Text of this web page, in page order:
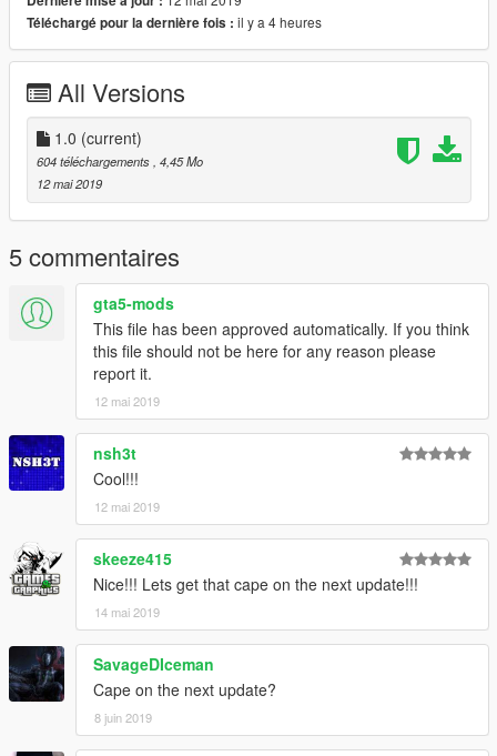
Téléchargé pour la dernière fois : il y a 4 heures
All Versions
1.0 (current)
604 téléchargements , 4,45 Mo
12 mai 2019
5 commentaires
gta5-mods
This file has been approved automatically. If you think
this file should not be here for any reason please
report it.
12 mai 2019
nsh3t
Cool!!!
12 mai 2019
skeeze415
Nice!!! Lets get that cape on the next update!!!
14 mai 2019
SavageDIceman
Cape on the next update?
8 juin 2019